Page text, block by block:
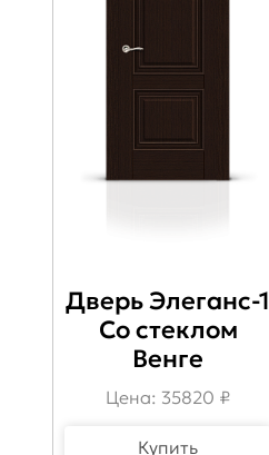
Дверь Элеганс-1
Со стеклом
Венге
Цена: 35820 ₽
Купить